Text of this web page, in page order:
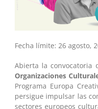
Fecha límite: 26 agosto,
Abierta la convocatoria
Organizaciones
Programa Europa
persigue impulsar las
sectores europeos